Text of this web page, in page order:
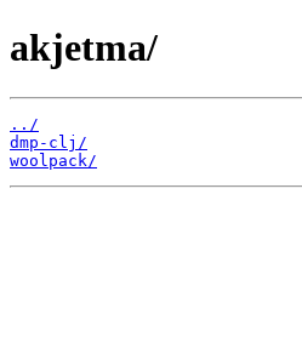
akjetma/
../
dmp-clj/
woolpack/